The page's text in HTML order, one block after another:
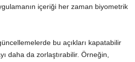
içeriği her zaman biyometrik
bu açıkları kapatabilir
daha da zorlaştırabilir. Örneğin,